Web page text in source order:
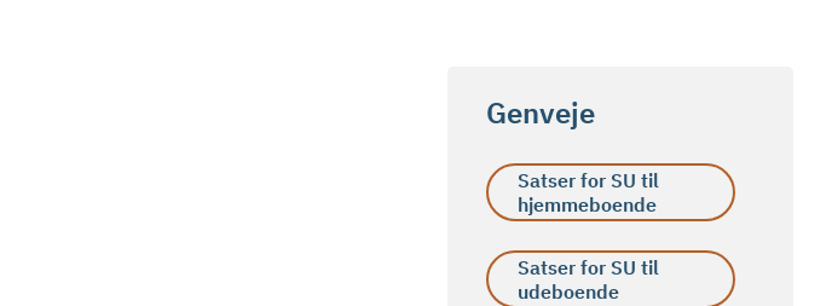
Genveje
Satser for SU til
hjemmeboende
Satser for SU til
udeboende